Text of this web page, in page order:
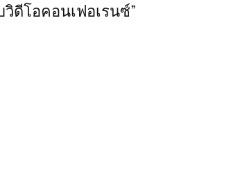
วิดีโอคอนเฟอเรนซ์”